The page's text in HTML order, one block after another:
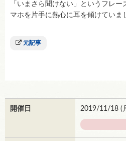
「いまさら聞けない」というフレ
マホを片手に熱心に耳を傾けていま
元記事
開催日 2019/11/18 (